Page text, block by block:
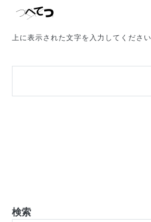
上に表示された文字を入力してください
検索